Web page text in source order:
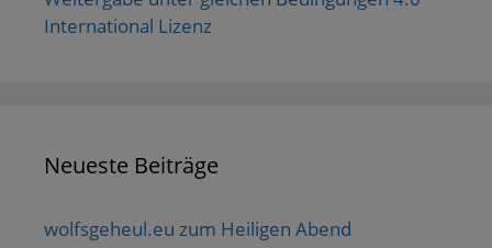
International Lizenz
Neueste Beiträge
wolfsgeheul.eu zum Heiligen Abend